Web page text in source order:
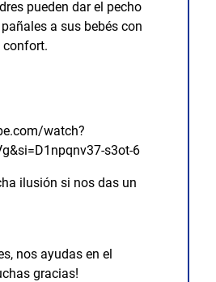
pueden dar el pecho
a sus bebés con
watch?
s3ot-6
ilusión si nos das un
nos ayudas en el
gracias!